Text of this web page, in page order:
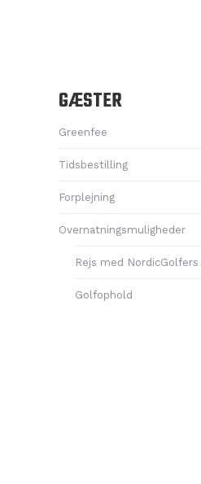
GÆSTER
Greenfee
Tidsbestilling
Forplejning
Overnatningsmuligheder
Rejs med NordicGolfers
Golfophold